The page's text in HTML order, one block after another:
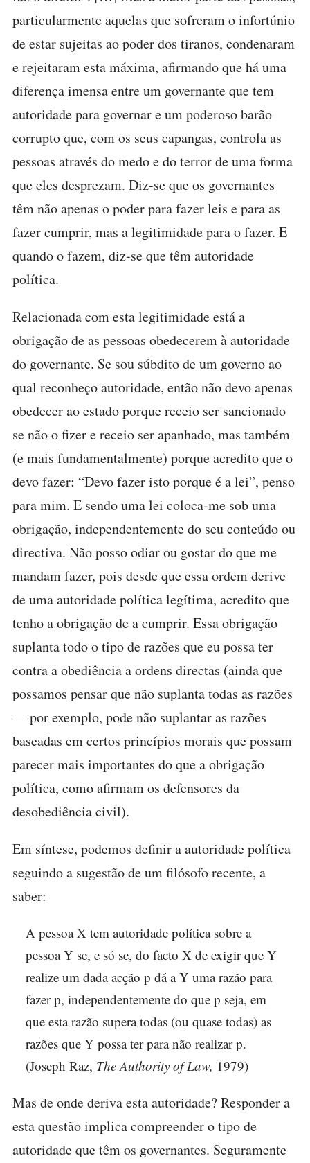
particularmente aquelas que sofreram o infortúnio
de estar sujeitas ao poder dos tiranos, condenaram
e rejeitaram esta máxima, afirmando que há uma
diferença imensa entre um governante que tem
autoridade para governar e um poderoso barão
corrupto que, com os seus capangas, controla as
pessoas através do medo e do terror de uma forma
que eles desprezam. Diz-se que os governantes
têm não apenas o poder para fazer leis e para as
fazer cumprir, mas a legitimidade para o fazer. E
quando o fazem, diz-se que têm autoridade
política.
Relacionada com esta legitimidade está a
obrigação de as pessoas obedecerem à autoridade
do governante. Se sou súbdito de um governo ao
qual reconheço autoridade, então não devo apenas
obedecer ao estado porque receio ser sancionado
se não o fizer e receio ser apanhado, mas também
(e mais fundamentalmente) porque acredito que o
devo fazer: “Devo fazer isto porque é a lei”, penso
para mim. E sendo uma lei coloca-me sob uma
obrigação, independentemente do seu conteúdo ou
directiva. Não posso odiar ou gostar do que me
mandam fazer, pois desde que essa ordem derive
de uma autoridade política legítima, acredito que
tenho a obrigação de a cumprir. Essa obrigação
suplanta todo o tipo de razões que eu possa ter
contra a obediência a ordens directas (ainda que
possamos pensar que não suplanta todas as razões
— por exemplo, pode não suplantar as razões
baseadas em certos princípios morais que possam
parecer mais importantes do que a obrigação
política, como afirmam os defensores da
desobediência civil).
Em síntese, podemos definir a autoridade política
seguindo a sugestão de um filósofo recente, a
saber:
A pessoa X tem autoridade política sobre a
pessoa Y se, e só se, do facto X de exigir que Y
realize um dada acção p dá a Y uma razão para
fazer p, independentemente do que p seja, em
que esta razão supera todas (ou quase todas) as
razões que Y possa ter para não realizar p.
(Joseph Raz, The Authority of Law, 1979)
Mas de onde deriva esta autoridade? Responder a
esta questão implica compreender o tipo de
autoridade que têm os governantes. Seguramente